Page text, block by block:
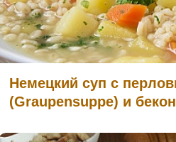
Немецкий суп с
(Graupensuppe) и